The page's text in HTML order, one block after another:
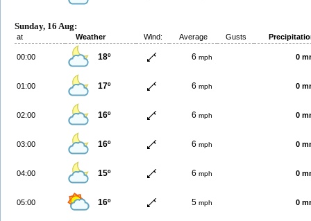
Sunday, 16 Aug:
at Weather Wind: Average Gusts
00:00 18º 6 mph 0
01:00 17º 6 mph 0
02:00 16º 6 mph 0
03:00 16º 6 mph 0
04:00 15º 6 mph 0
05:00 16º 5 mph 0